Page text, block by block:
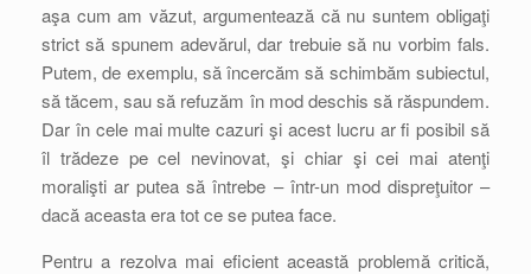
aşa cum am văzut, argumentează că nu suntem obligaţi
strict să spunem adevărul, dar trebuie să nu vorbim fals.
Putem, de exemplu, să încercăm să schimbăm subiectul,
să tăcem, sau să refuzăm în mod deschis să răspundem.
Dar în cele mai multe cazuri şi acest lucru ar fi posibil să
îl trădeze pe cel nevinovat, şi chiar şi cei mai atenţi
moralişti ar putea să întrebe – într-un mod dispreţuitor –
dacă aceasta era tot ce se putea face.
Pentru a rezolva mai eficient această problemă critică,